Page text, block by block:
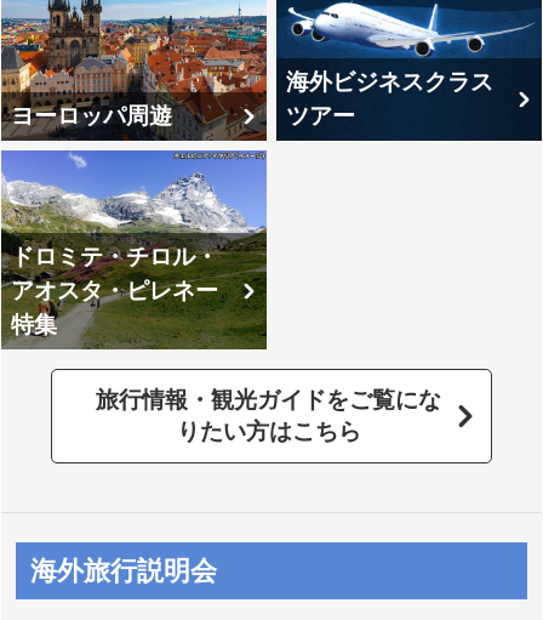
ヨーロッパ周遊
海外ビジネスクラス
ツアー
ドロミテ・チロル・
アオスタ・ピレネー
特集
旅行情報・観光ガイドをご覧にな
りたい方はこちら
海外旅行説明会